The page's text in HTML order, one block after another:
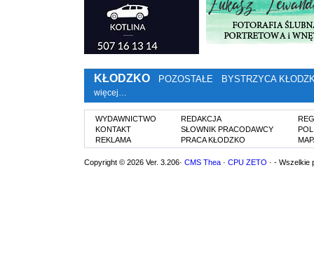
KŁODZKO POZOSTAŁE BYSTRZYCA
więcej…
WYDAWNICTWO
KONTAKT
REKLAMA
REDAKCJA
SŁOWNIK PRACODAWCY
PRACA KŁODZKO
Copyright © 2026 Ver. 3.206· CMS Thea · CPU ZETO · - Wszelkie